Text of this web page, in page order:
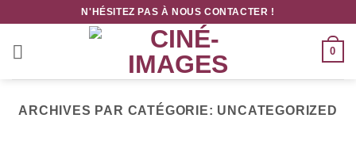
contenu
N'HÉSITEZ PAS À NOUS CONTACTER !
0
ARCHIVES PAR CATÉGORIE: UNCATEGORIZED